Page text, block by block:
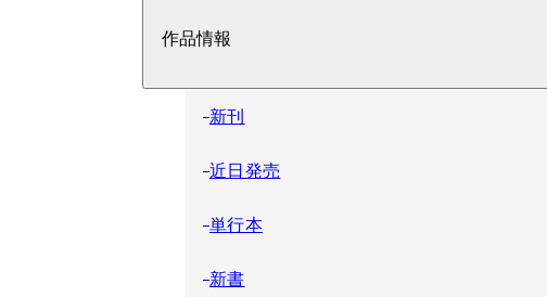
作品情報
新刊
近日発売
単行本
新書